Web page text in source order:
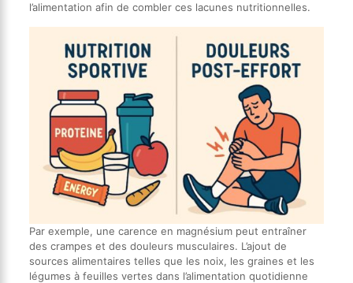
l’alimentation afin de combler ces lacunes nutritionnelles.
Par exemple, une carence en magnésium peut entraîner
des crampes et des douleurs musculaires. L’ajout de
sources alimentaires telles que les noix, les graines et les
légumes à feuilles vertes dans l’alimentation quotidienne